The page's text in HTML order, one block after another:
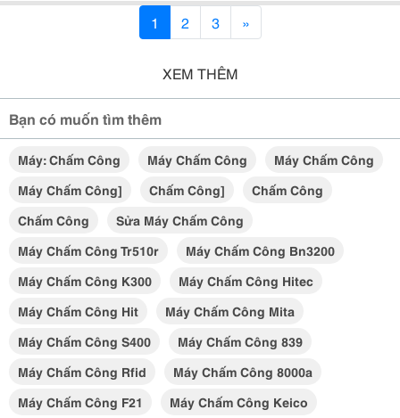
1 2 3 »
XEM THÊM
Bạn có muốn tìm thêm
Máy: Chấm Công Máy Chấm Công
Máy Chấm Công
Máy Chấm Công]
Chấm Công]
Chấm Công
Chấm Công
Sửa Máy Chấm Công
Máy Chấm Công Tr510r
Máy Chấm Công Bn3200
Máy Chấm Công K300
Máy Chấm Công Hitec
Máy Chấm Công Hit
Máy Chấm Công Mita
Máy Chấm Công S400
Máy Chấm Công 839
Máy Chấm Công Rfid
Máy Chấm Công 8000a
Máy Chấm Công F21
Máy Chấm Công Keico